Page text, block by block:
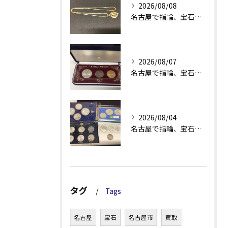
2026/08/08
名古屋で指輪、宝石買取なら当店で！！。
2026/08/07
名古屋で指輪、宝石買取なら当店で！！。
2026/08/04
名古屋で指輪、宝石買取なら当店で！！。
タグ Tags
名古屋 宝石 名古屋市 買取